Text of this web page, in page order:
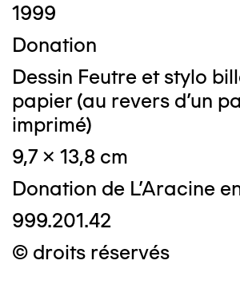
1999
Donation
Dessin Feutre et stylo
papier (au revers d'un
imprimé)
9,7 x 13,8 cm
Donation de L'Aracine
999.201.42
© droits réservés